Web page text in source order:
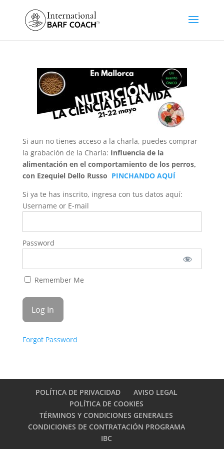
Si aun no tienes acceso a la charla, puedes comprar
la grabación de la Charla: Influencia de la
alimentación en el comportamiento de los perros,
con Ezequiel Dello Russo PINCHANDO AQUÍ
Si ya te has inscrito, ingresa con tus datos aquí:
Username or E-mail
Password
Remember Me
Forgot Password
POLÍTICA DE PRIVACIDAD
AVISO LEGAL
POLÍTICA DE COOKIES
TÉRMINOS Y CONDICIONES GENERALES
CONDICIONES DE CONTRATACIÓN PROGRAMA
IBC